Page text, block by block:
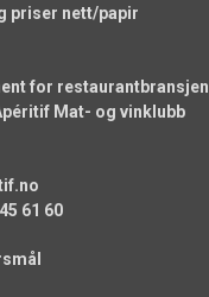
priser nett/papir
for restaurantbransjen
Mat- og vinklubb
61 60